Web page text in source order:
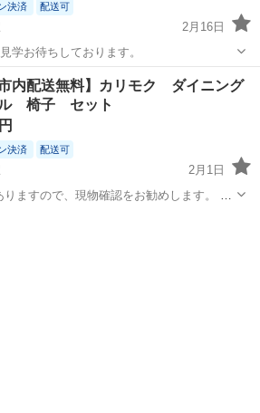
決済 配送可
2月16日
学お待ちしております。
駅 ダイニングセット 無垢材
市内配送無料】カリモク ダイニング
ル 椅子 セット
決済 配送可
2月1日
ますので、現物確認をお勧めします。 段